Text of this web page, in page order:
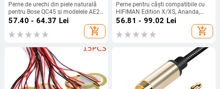
Perne de urechi din piele naturală
pentru Bose QC45 și modelele AE2
QC15 QC25 QC35 QC35II
57.40 - 64.37 Lei
add_shopping_cart
Perne pentru căști compatibile cu
HIFIMAN Edition X/XS, Ananda,
HE1000SE, Arya — confortabile la
purtare, realizate pe bază de probă
56.81 - 99.02 Lei
add_shopping_cart